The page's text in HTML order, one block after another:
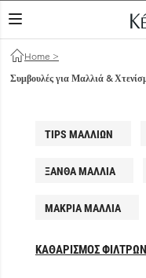
ΕΝΑΛΛΑΓΉ ΠΕΡΙΉΓΗΣΗΣ
Home >
Συμβουλές για Μαλλιά &
TIPS ΜΑΛΛΙΏΝ
ΞΑΝΘΆ ΜΑΛΛΙΆ
ΜΑΚΡΙΆ ΜΑΛΛΙΆ
ΚΑΘΑΡΙΣΜΌΣ ΦΊΛΤΡΩΝ